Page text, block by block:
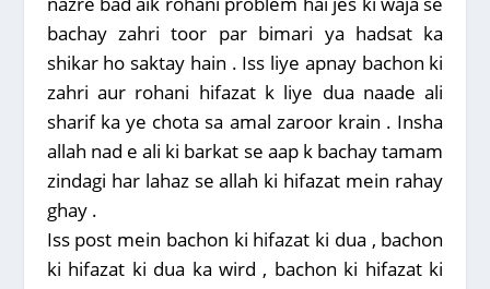
bachay zahri toor par bimari ya hadsat ka
shikar ho saktay hain . Iss liye apnay bachon ki
zahri aur rohani hifazat k liye dua naade ali
sharif ka ye chota sa amal zaroor krain . Insha
allah nad e ali ki barkat se aap k bachay tamam
zindagi har lahaz se allah ki hifazat mein rahay
ghay .
Iss post mein bachon ki hifazat ki dua , bachon
ki hifazat ki dua ka wird , bachon ki hifazat ki